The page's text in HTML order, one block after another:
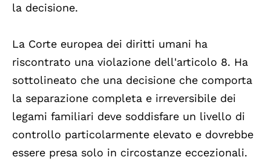
la decisione.
La Corte europea dei diritti umani ha
riscontrato una violazione dell'articolo 8. Ha
sottolineato che una decisione che comporta
la separazione completa e irreversibile dei
legami familiari deve soddisfare un livello di
controllo particolarmente elevato e dovrebbe
essere presa solo in circostanze eccezionali.